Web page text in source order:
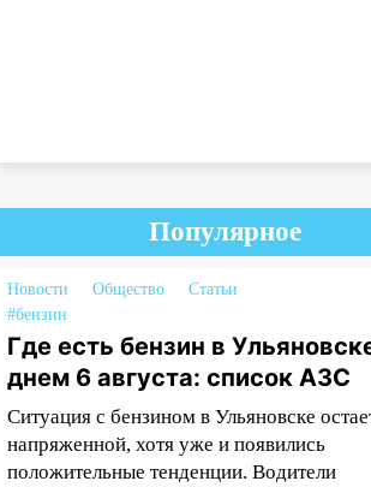
Популярное
Новости Общество
Статьи
#бензин
Где есть бензин в
днем 6 августа: список АЗС
Ситуация с бензином в Ульяновске
напряженной, хотя уже и появились
положительные тенденции. Водители